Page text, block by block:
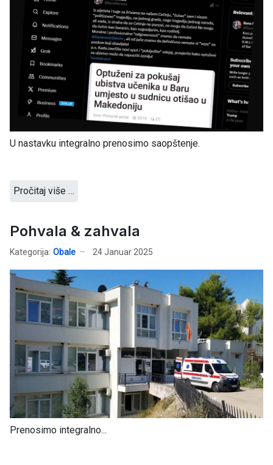
U nastavku integralno prenosimo saopštenje.
Pročitaj više …
Pohvala & zahvala
Kategorija: Obale 24 Januar 2025
Prenosimo integralno...